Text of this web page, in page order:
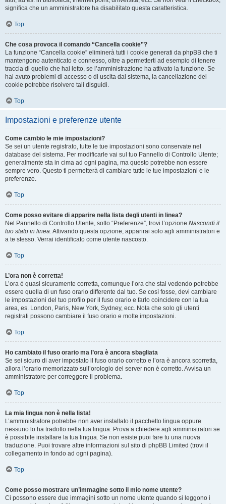
significa che un amministratore ha disabilitato questa caratteristica.
Top
Che cosa provoca il comando “Cancella cookie”?
La funzione “Cancella cookie” eliminerà tutti i cookie generati da phpBB che ti
mantengono autenticato e connesso, oltre a permetterti ad esempio di tenere
traccia di quello che hai letto, se l’amministrazione ha attivato la funzione. Se
hai avuto problemi di accesso o di uscita dal sistema, la cancellazione dei
cookie potrebbe risolvere tali disguidi.
Top
Impostazioni e preferenze utente
Come cambio le mie impostazioni?
Se sei un utente registrato, tutte le tue impostazioni sono conservate nel
database del sistema. Per modificarle vai sul tuo Pannello di Controllo Utente;
generalmente sta in cima ad ogni pagina, ma questo potrebbe non essere
sempre vero. Questo ti permetterà di cambiare tutte le tue impostazioni e le
preferenze.
Top
Come posso evitare di apparire nella lista degli utenti in linea?
Nel Pannello di Controllo Utente, sotto “Preferenze”, trovi l’opzione Nascondi il
tuo stato in linea. Attivando questa opzione, apparirai solo agli amministratori e
a te stesso. Verrai identificato come utente nascosto.
Top
L’ora non è corretta!
L’ora è quasi sicuramente corretta, comunque l’ora che stai vedendo potrebbe
essere quella di un fuso orario differente dal tuo. Se così fosse, devi cambiare
le impostazioni del tuo profilo per il fuso orario e farlo coincidere con la tua
area, es. London, Paris, New York, Sydney, ecc. Nota che solo gli utenti
registrati possono cambiare il fuso orario e molte impostazioni.
Top
Ho cambiato il fuso orario ma l’ora è ancora sbagliata
Se sei sicuro di aver impostato il fuso orario corretto e l’ora è ancora scorretta,
allora l’orario memorizzato sull’orologio del server non è corretto. Avvisa un
amministratore per correggere il problema.
Top
La mia lingua non è nella lista!
L’amministratore potrebbe non aver installato il pacchetto lingua oppure
nessuno lo ha tradotto nella tua lingua. Prova a chiedere agli amministratori se
è possibile installare la tua lingua. Se non esiste puoi fare tu una nuova
traduzione. Puoi trovare altre informazioni sul sito di phpBB Limited (trovi il
collegamento in fondo ad ogni pagina).
Top
Come posso mostrare un’immagine sotto il mio nome utente?
Ci possono essere due immagini sotto un nome utente quando si leggono i